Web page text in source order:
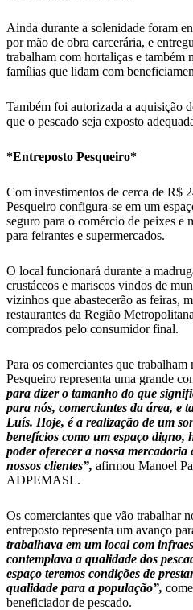
Ainda durante a solenidade foram
por mão de obra carcerária, e
trabalham com hortaliças e também
famílias que lidam com
Também foi autorizada a aquisição
que o pescado seja exposto
*Entreposto Pesqueiro*
Com investimentos de cerca de R$
Pesqueiro configura-se em um
seguro para o comércio de peixes e
para feirantes e supermercados.
O local funcionará durante a
crustáceos e mariscos vindos de
vizinhos que abastecerão as feiras,
restaurantes da Região
comprados pelo consumidor final.
Para os comerciantes que
Pesqueiro representa uma grande
para dizer o tamanho do que
para nós, comerciantes da área, e
Luís. Hoje, é a realização de um
benefícios como um espaço digno,
poder oferecer a nossa
nossos clientes”, afirmou Manoel
ADPEMASL.
Os comerciantes que vão trabalhar
entreposto representa um avanço
trabalhava em um local com
contemplava a qualidade dos
espaço teremos condições de
qualidade para a população”,
beneficiador de pescado.